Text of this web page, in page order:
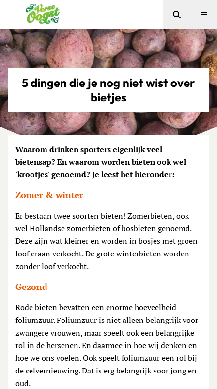
Verse Oogst
Zoeken
5 dingen die je nog niet wist over
bietjes
Waarom drinken sporters eigenlijk veel
bietensap? En waarom worden bieten ook wel
'krootjes' genoemd? Je leest het hieronder:
Zomer & winter
Er bestaan twee soorten bieten! Zomerbieten, ook
wel Hollandse zomerbieten of bosbieten genoemd.
Deze zijn wat kleiner en worden in bosjes met groen
loof eraan verkocht. De grote winterbieten worden
zonder loof verkocht.
Gezond
Rode bieten bevatten een enorme hoeveelheid
foliumzuur. Foliumzuur is niet alleen belangrijk voor
zwangere vrouwen, maar speelt ook een belangrijke
rol in de hersenen. En daarmee in hoe wij denken en
hoe we ons voelen. Ook speelt foliumzuur een rol bij
de celvernieuwing. Dat is erg belangrijk voor jong en
oud.